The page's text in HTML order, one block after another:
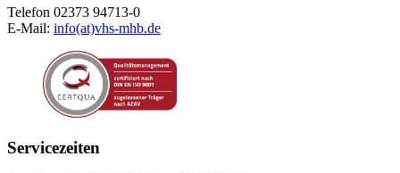
Telefon 02373 94713-0
E-Mail: info(at)vhs-mhb.de
Servicezeiten